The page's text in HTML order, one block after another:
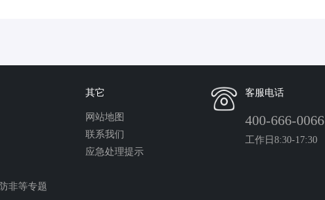
非等专题
其它
网站地图
联系我们
应急处理提示
客服电话
400-666-0066
工作日8:30-17:30